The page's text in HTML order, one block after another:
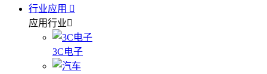
行业应用
应用行业
3C电子